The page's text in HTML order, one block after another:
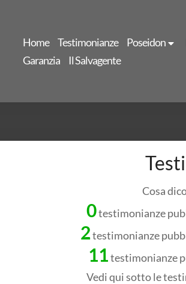
Home Testimonianze Poseidon
Garanzia
Il Salvagente
Cosa
0testimonianze
2testimonianze
11testimonianze
Vedi qui sotto le